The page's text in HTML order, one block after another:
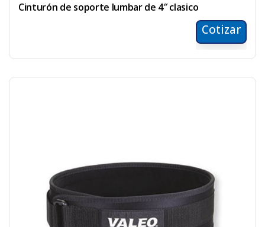
Cinturón de soporte lumbar de 4″ clasico
Cotizar